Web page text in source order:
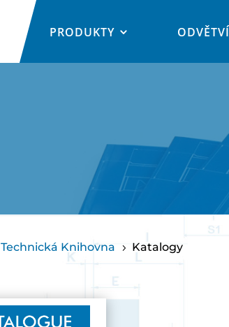
PRODUKTY ODVĚTVÍ
Technická Knihovna 5 Katalogy